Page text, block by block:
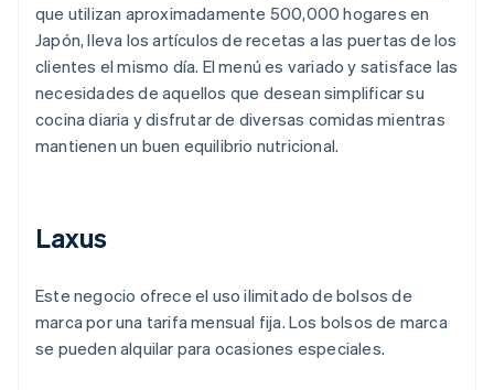
que utilizan aproximadamente 500,000 hogares en
Japón, lleva los artículos de recetas a las puertas de los
clientes el mismo día. El menú es variado y satisface las
necesidades de aquellos que desean simplificar su
cocina diaria y disfrutar de diversas comidas mientras
mantienen un buen equilibrio nutricional.
Laxus
Este negocio ofrece el uso ilimitado de bolsos de
marca por una tarifa mensual fija. Los bolsos de marca
se pueden alquilar para ocasiones especiales.